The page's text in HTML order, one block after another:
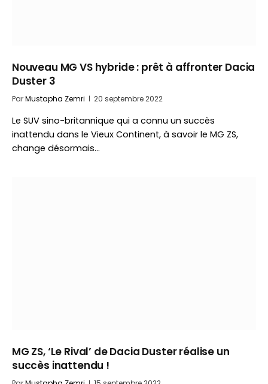
Nouveau MG VS hybride : prêt à affronter Dacia
Duster 3
ParMustapha Zemri 20 septembre 2022
Le SUV sino-britannique qui a connu un succès
inattendu dans le Vieux Continent, à savoir le MG ZS,
change désormais…
MG ZS, ‘Le Rival’ de Dacia Duster réalise un
succès inattendu !